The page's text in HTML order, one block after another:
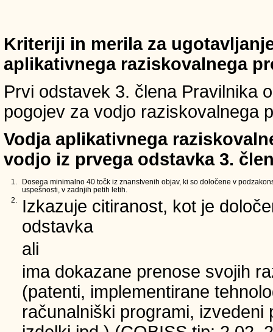
Kriteriji in merila za
aplikativnega raziskovalnega
Prvi odstavek 3. člena Pravilnika
pogojev za vodjo raziskovalnega
Vodja aplikativnega
vodjo iz prvega odstavka 3.
1.
Dosega minimalno 40 točk iz znanstvenih objav, ki so določene v
uspešnosti, v zadnjih petih letih.
2.
Izkazuje citiranost, kot je
odstavka
ali
ima dokazane prenose svojih
(patenti, implementirane
računalniški programi, izvedeni